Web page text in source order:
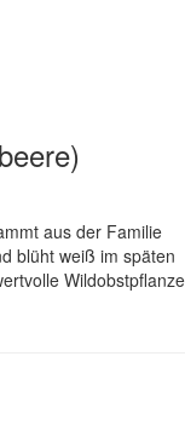
aus der Familie
blüht weiß im späten